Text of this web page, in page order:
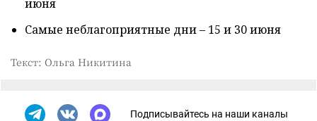
июня
Самые неблагоприятные дни – 15 и 30 июня
Текст: Ольга Никитина
Подписывайтесь на наши каналы